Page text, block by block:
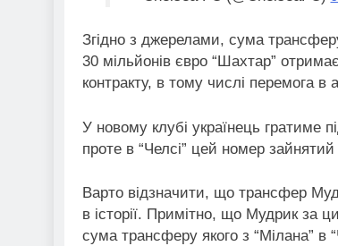
Згідно з джерелами, сума
30 мільйонів євро “Шахтар” отримає
контракту, в тому числі перемога в
У новому клубі українець гратиме
проте в “Челсі” цей номер
Варто відзначити, що трансфер
в історії. Примітно, що Мудрик за
сума трансферу якого з “Мілана” в